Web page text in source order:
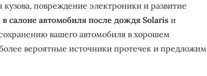
повреждение электроники и развитие
салоне автомобиля после дождя Solaris и
вашего автомобиля в хорошем
вероятные источники протечек и предложим